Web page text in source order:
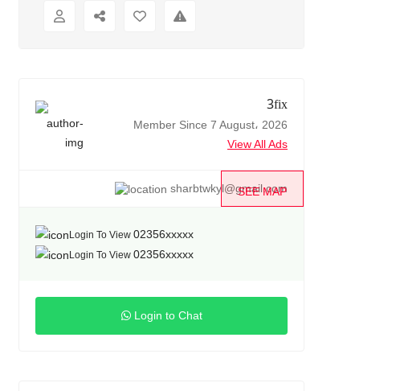
3fix
Member Since 7 August، 2026
View All Ads
SEE MAP
sharbtwkyl@gmail.com
Login To View 02356xxxxx
Login To View 02356xxxxx
Login to Chat